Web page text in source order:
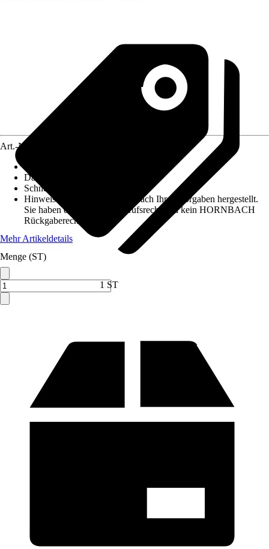
Verkauf durch:HORNBACH
Art.-Nr.
Dachform
Schneelast
Hinweis: Dieser Artikel wird nach Ihren Vorgaben hergestellt.
Sie haben daher kein Widerrufsrecht und kein HORNBACH
Rückgaberecht.
Mehr Artikeldetails
Menge (ST)
1 ST